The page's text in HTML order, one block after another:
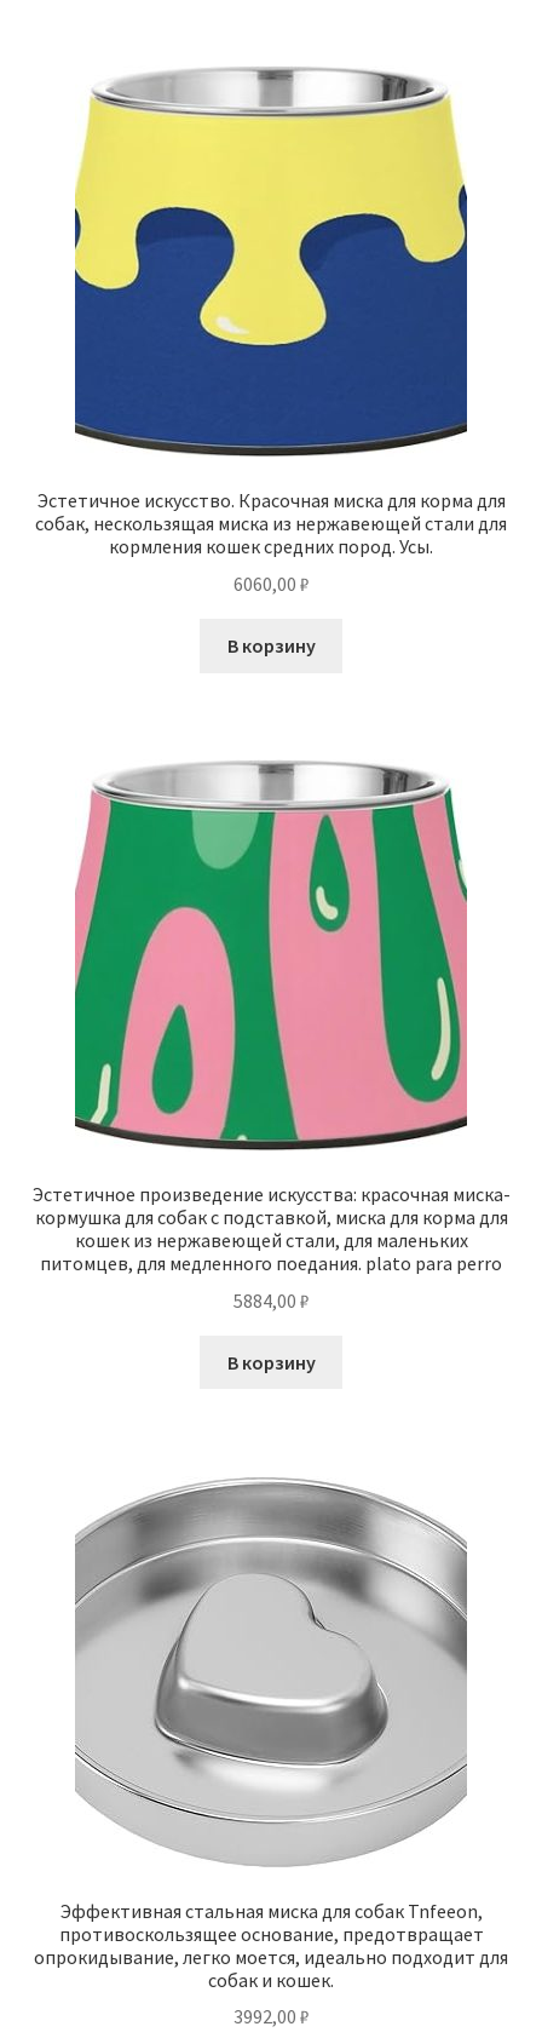
Эстетичное искусство. Красочная миска для корма для
собак, нескользящая миска из нержавеющей стали для
кормления кошек средних пород. Усы.
6060,00 ₽
В корзину
Эстетичное произведение искусства: красочная миска-
кормушка для собак с подставкой, миска для корма для
кошек из нержавеющей стали, для маленьких
питомцев, для медленного поедания. plato para perro
5884,00 ₽
В корзину
Эффективная стальная миска для собак Tnfeeon,
противоскользящее основание, предотвращает
опрокидывание, легко моется, идеально подходит для
собак и кошек.
3992,00 ₽